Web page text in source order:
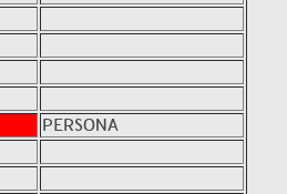
PERSONA